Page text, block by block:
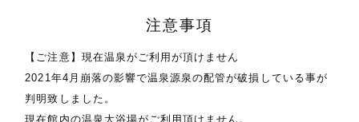
注意事項
【ご注意】現在温泉がご利用が頂けません
2021年4月崩落の影響で温泉源泉の配管が破損している事が
判明致しました。
現在館内の温泉大浴場がご利用頂けません。